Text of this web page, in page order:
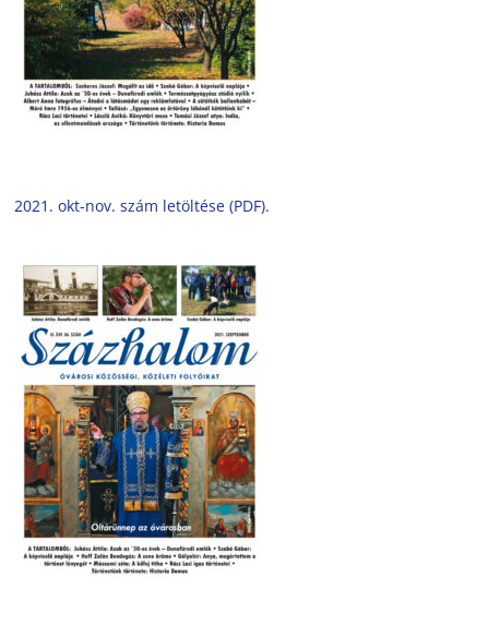
2021. okt-nov. szám letöltése (PDF).